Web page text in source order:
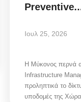
Ιουλ 25, 2026
Η Μύκονος περνά
Infrastructure
προληπτικά το
υποδομές της